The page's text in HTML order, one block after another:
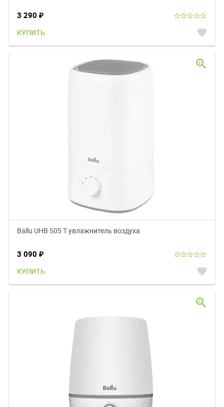
3 290 ₽
КУПИТЬ favorite
Ballu UHB 505 T увлажнитель воздуха
3 090 ₽
КУПИТЬ favorite
zoom_in
zoom_in